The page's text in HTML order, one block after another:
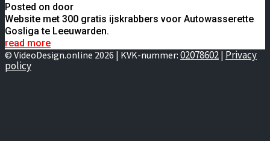
Posted on door
Website met 300 gratis ijskrabbers voor Autowasserette
Gosliga te Leeuwarden.
read more
© VideoDesign.online 2026 | KVK-nummer: 02078602 | Privacy
policy